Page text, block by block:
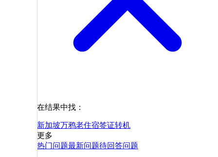
在结果中找：
新加坡万鸦老住宿签证转机
更多
热门问题最新问题待回答问题